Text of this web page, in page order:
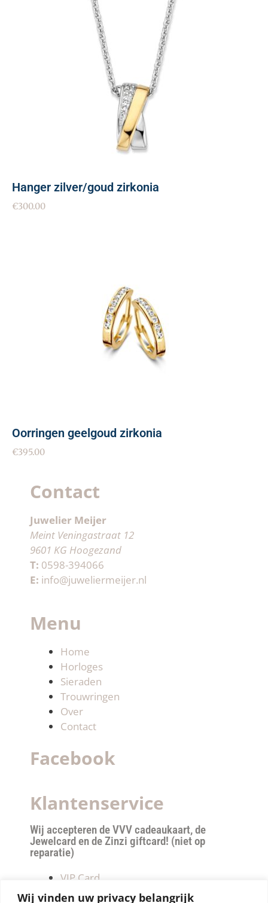
Wij vinden uw privacy belangrijk
Hanger zilver/goud zirkonia
€300.00
Oorringen geelgoud zirkonia
€395.00
Contact
Juwelier Meijer
Meint Veningastraat 12
9601 KG Hoogezand
T: 0598-394066
E: info@juweliermeijer.nl
Menu
Home
Horloges
Sieraden
Trouwringen
Over
Contact
Facebook
Klantenservice
Wij accepteren de VVV cadeaukaart, de
Jewelcard en de Zinzi giftcard! (niet op
reparatie)
VIP Card
Retourneren